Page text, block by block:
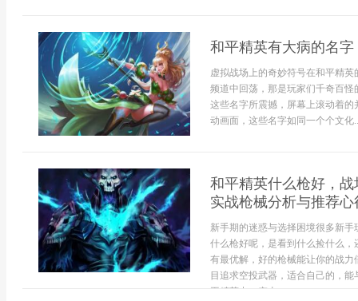
和平精英有大病的名
虚拟战场上的奇妙符号在和平精
频道中回荡，那是玩家们千奇百
这些名字所震撼，屏幕上滚动着
动画面，这些名字如同一个个文化
和平精英什么枪好，
实战枪械分析与推荐心
新手期的迷惑与选择困境很多新
什么枪好呢，是看到什么捡什么
有最优解，好的枪械能让你的战
目追求空投武器，适合自己的，
平精英中，突击...